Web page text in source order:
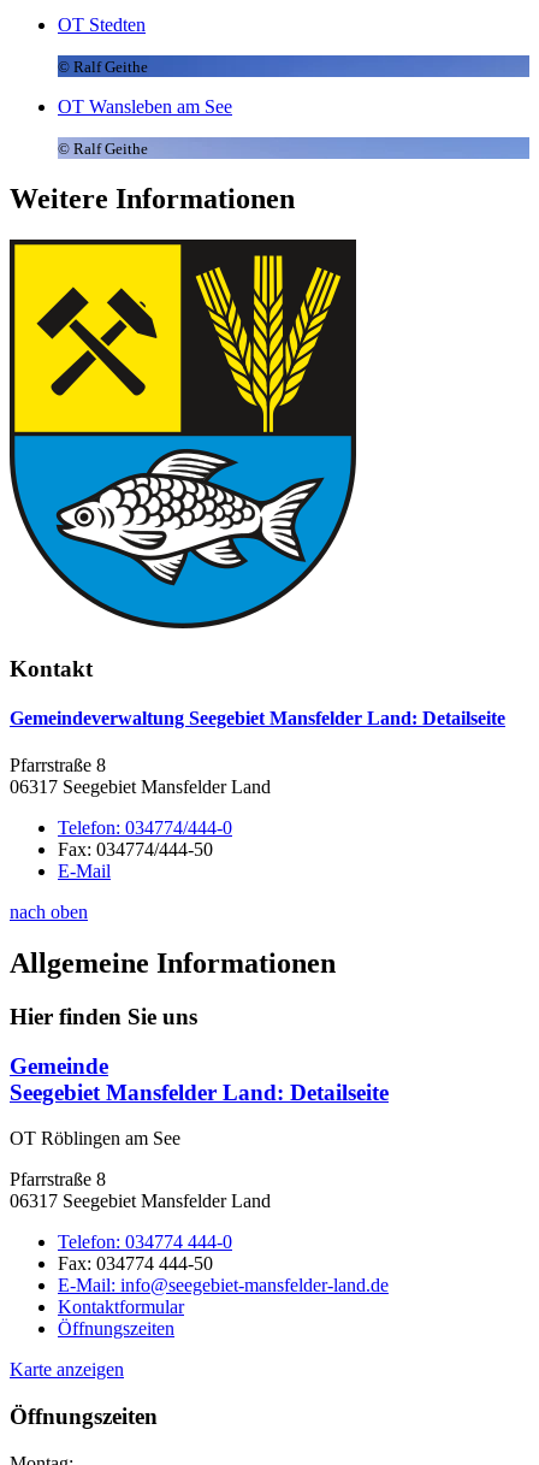
OT Stedten
© Ralf Geithe
OT Wansleben am See
© Ralf Geithe
Weitere Informationen
Kontakt
Gemeindeverwaltung Seegebiet Mansfelder Land: Detailseite
Pfarrstraße 8
06317 Seegebiet Mansfelder Land
Telefon: 034774/444-0
Fax: 034774/444-50
E-Mail
nach oben
Allgemeine Informationen
Hier finden Sie uns
Gemeinde
Seegebiet Mansfelder Land: Detailseite
OT Röblingen am See
Pfarrstraße 8
06317 Seegebiet Mansfelder Land
Telefon: 034774 444-0
Fax: 034774 444-50
E-Mail: info@seegebiet-mansfelder-land.de
Kontaktformular
Öffnungszeiten
Karte anzeigen
Öffnungszeiten